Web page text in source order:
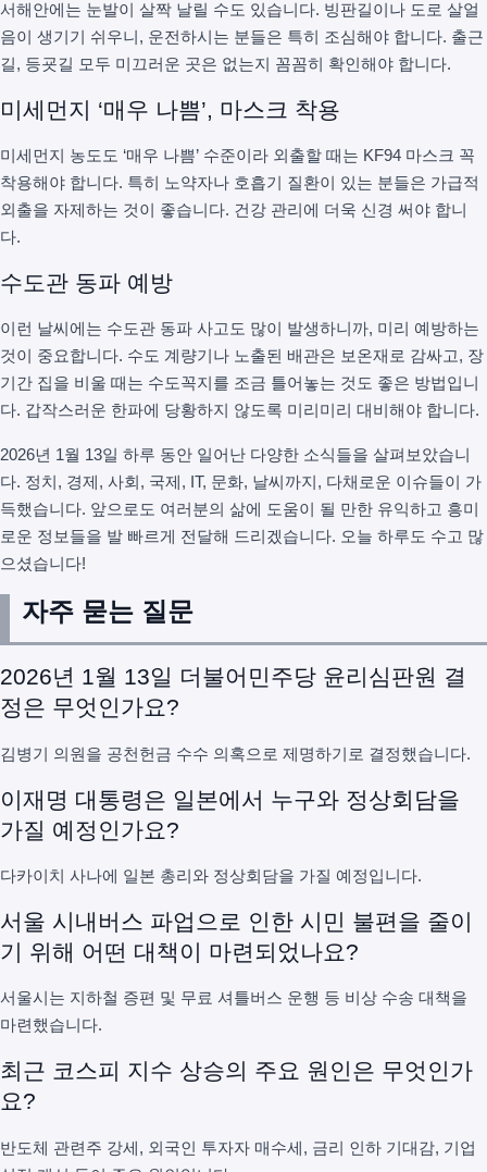
서해안에는 눈발이 살짝 날릴 수도 있습니다. 빙판길이나 도로 살얼
음이 생기기 쉬우니, 운전하시는 분들은 특히 조심해야 합니다. 출근
길, 등굣길 모두 미끄러운 곳은 없는지 꼼꼼히 확인해야 합니다.
미세먼지 ‘매우 나쁨’, 마스크 착용
미세먼지 농도도 ‘매우 나쁨’ 수준이라 외출할 때는 KF94 마스크 꼭
착용해야 합니다. 특히 노약자나 호흡기 질환이 있는 분들은 가급적
외출을 자제하는 것이 좋습니다. 건강 관리에 더욱 신경 써야 합니
다.
수도관 동파 예방
이런 날씨에는 수도관 동파 사고도 많이 발생하니까, 미리 예방하는
것이 중요합니다. 수도 계량기나 노출된 배관은 보온재로 감싸고, 장
기간 집을 비울 때는 수도꼭지를 조금 틀어놓는 것도 좋은 방법입니
다. 갑작스러운 한파에 당황하지 않도록 미리미리 대비해야 합니다.
2026년 1월 13일 하루 동안 일어난 다양한 소식들을 살펴보았습니
다. 정치, 경제, 사회, 국제, IT, 문화, 날씨까지, 다채로운 이슈들이 가
득했습니다. 앞으로도 여러분의 삶에 도움이 될 만한 유익하고 흥미
로운 정보들을 발 빠르게 전달해 드리겠습니다. 오늘 하루도 수고 많
으셨습니다!
자주 묻는 질문
2026년 1월 13일 더불어민주당 윤리심판원 결
정은 무엇인가요?
김병기 의원을 공천헌금 수수 의혹으로 제명하기로 결정했습니다.
이재명 대통령은 일본에서 누구와 정상회담을
가질 예정인가요?
다카이치 사나에 일본 총리와 정상회담을 가질 예정입니다.
서울 시내버스 파업으로 인한 시민 불편을 줄이
기 위해 어떤 대책이 마련되었나요?
서울시는 지하철 증편 및 무료 셔틀버스 운행 등 비상 수송 대책을
마련했습니다.
최근 코스피 지수 상승의 주요 원인은 무엇인가
요?
반도체 관련주 강세, 외국인 투자자 매수세, 금리 인하 기대감, 기업